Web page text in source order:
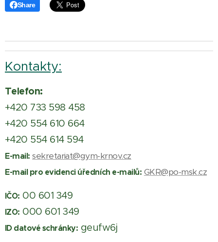
Share
Kontakty:
Telefon:
+420 733 598 458
+420 554 610 664
+420 554 614 594
E-mail: sekretariat@gym-krnov.cz
E-mail pro evidenci úředních e-mailů: GKR@po-msk.cz
IČO: 00 601 349
IZO: 000 601 349
ID datové schránky: geufw6j